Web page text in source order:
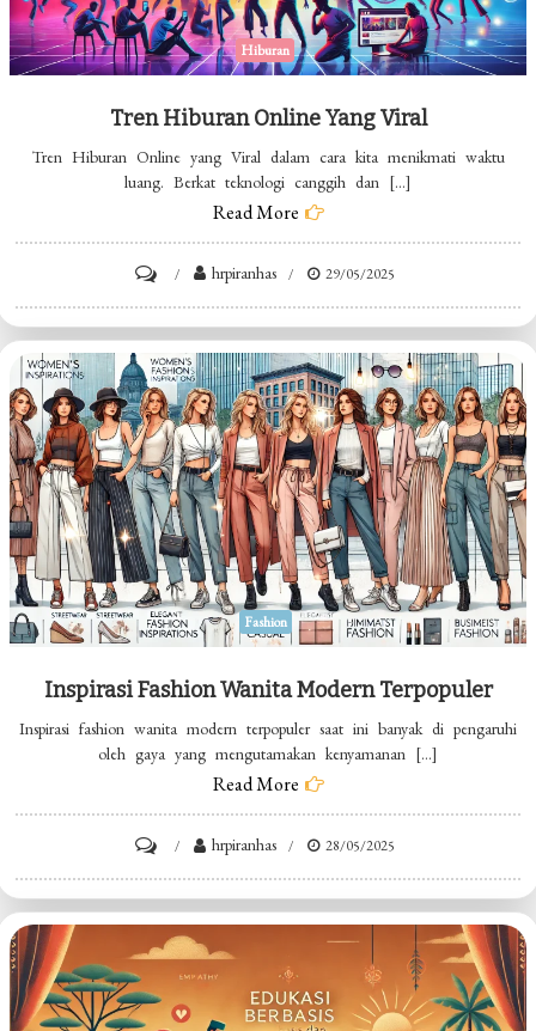
Hiburan
Tren Hiburan Online Yang Viral
Tren Hiburan Online yang Viral dalam cara kita menikmati waktu
luang. Berkat teknologi canggih dan […]
Read More
Tren
Hiburan
Online
yang
Viral
hrpiranhas 29/05/2025
Fashion
Inspirasi Fashion Wanita Modern Terpopuler
Inspirasi fashion wanita modern terpopuler saat ini banyak di pengaruhi
oleh gaya yang mengutamakan kenyamanan […]
Read More
Inspirasi
Fashion
Wanita
Modern
Terpopuler
hrpiranhas 28/05/2025